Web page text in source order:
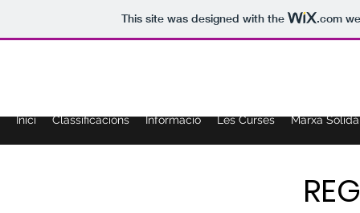
This site was designed with the .com
Inici Classificacions Informació Les Curses Marxa